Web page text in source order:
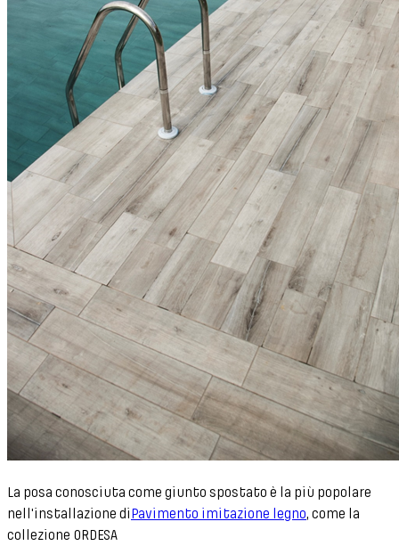
La posa conosciuta come giunto spostato è la più popolare
nell'installazione diPavimento imitazione legno, come la
collezione ORDESA